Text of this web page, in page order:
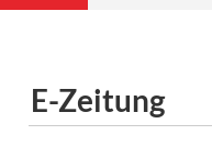
E-Zeitung